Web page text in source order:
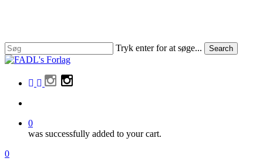
content
Tryk enter for at søge... Search
Close
facebook
linkedin
instagram
0
was successfully added to your cart.
Menu
search
0